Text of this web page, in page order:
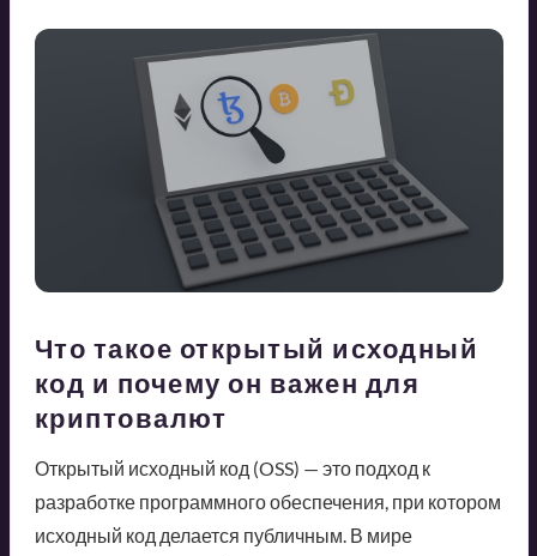
Что такое открытый исходный
код и почему он важен для
криптовалют
Открытый исходный код (OSS) — это подход к
разработке программного обеспечения, при котором
исходный код делается публичным. В мире